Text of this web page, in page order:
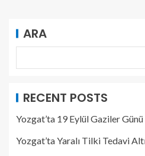
ARA
RECENT POSTS
Yozgat’ta 19 Eylül Gaziler
Yozgat’ta Yaralı Tilki Tedavi